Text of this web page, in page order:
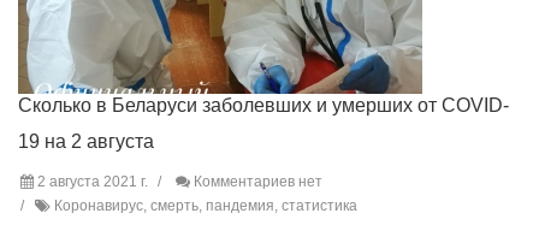
Сколько в Беларуси заболевших и умерших от COVID-
19 на 2 августа
2 августа 2021 г.
Комментариев нет
Коронавирус, смерть, пандемия, статистика